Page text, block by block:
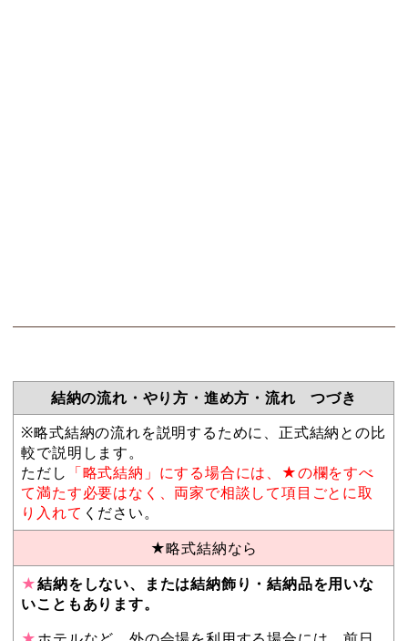
結納の流れ・やり方・進め方・流れ つづき
※略式結納の流れを説明するために、正式結納との比
較で説明します。
ただし 「略式結納」にする場合には、★の欄をすべ
て満たす必要はなく、両家で相談して項目ごとに取
り入れて ください。
★略式結納なら
★結納をしない、または結納飾り・結納品を用いな
いこともあります。